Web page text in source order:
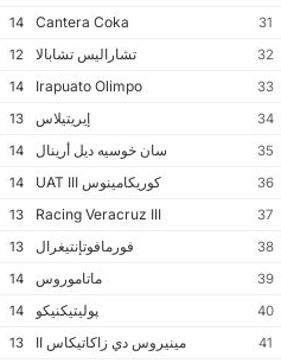
31
14
32
تشاراليس تشابالا 12
33
14
34
إيريتيلاس 13
35
سان خوسيه ديل أرينال 14
36
كوريكامينوس UAT III 14
37
13
38
فورمافوتإنتيغرال 13
39
ماتاموروس 14
40
پوليتيكنيكو 14
41
مينيروس دي زاكاتيكاس II 13